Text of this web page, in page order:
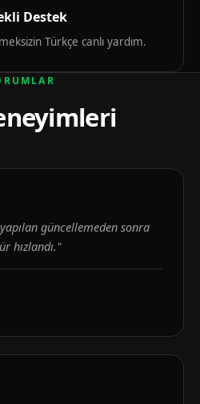
Destek
Türkçe canlı yardım.
güncellemeden sonra
hızlandı."